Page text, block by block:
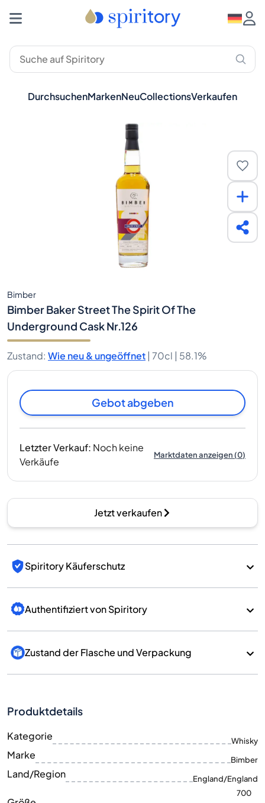
DurchsuchenMarkenNeuCollectionsVerkaufen
Bimber
Bimber Baker Street The Spirit Of The
Underground Cask Nr.126
Zustand: Wie neu & ungeöffnet | 70cl | 58.1%
Gebot abgeben
Letzter Verkauf: Noch keine
Verkäufe
Marktdaten anzeigen(0)
Jetzt verkaufen
Spiritory Käuferschutz
Authentifiziert von Spiritory
Zustand der Flasche und Verpackung
Produktdetails
Kategorie Whisky
Marke Bimber
Land/Region England/England
700